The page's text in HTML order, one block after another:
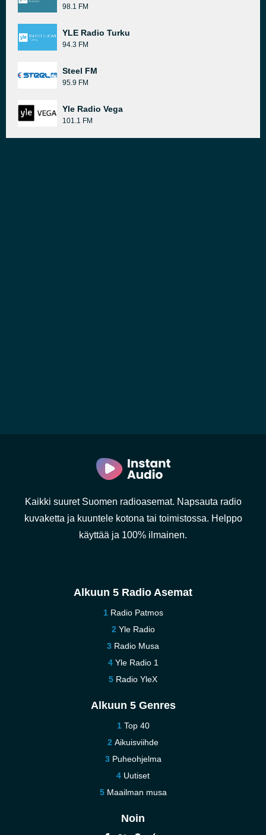
98.1 FM
YLE Radio Turku
94.3 FM
Steel FM
95.9 FM
Yle Radio Vega
101.1 FM
Kaikki suuret Suomen radioasemat. Napsauta radio
kuvaketta ja kuuntele kotona tai toimistossa. Helppo
käyttää ja 100% ilmainen.
Alkuun 5 Radio Asemat
Radio Patmos
Yle Radio
Radio Musa
Yle Radio 1
Radio YleX
Alkuun 5 Genres
Top 40
Aikuisviihde
Puheohjelma
Uutiset
Maailman musa
Noin